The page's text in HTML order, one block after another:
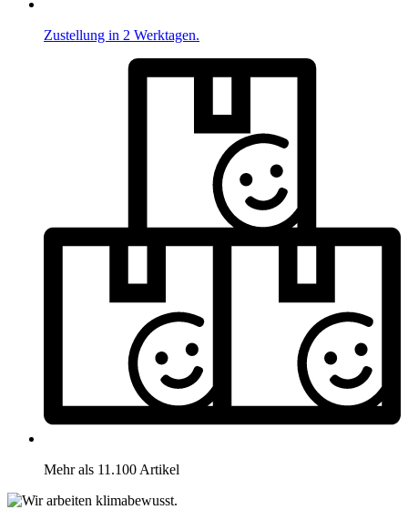
Zustellung in 2 Werktagen.
Mehr als 11.100 Artikel